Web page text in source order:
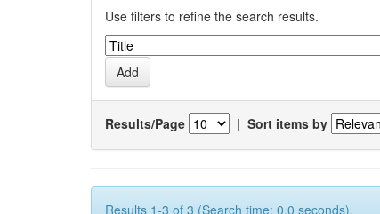
Use filters to refine the search results.
Results/Page | Sort items by
Results 1-3 of 3 (Search time: 0.0 seconds).